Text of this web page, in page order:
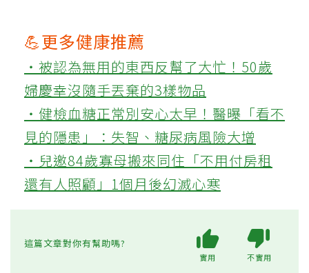
💪更多健康推薦
‧被認為無用的東西反幫了大忙！50歲
婦慶幸沒隨手丟棄的3樣物品
‧健檢血糖正常別安心太早！醫曝「看不
見的隱患」：失智、糖尿病風險大增
‧兒邀84歲寡母搬來同住「不用付房租
還有人照顧」1個月後幻滅心寒
這篇文章對你有幫助嗎?
實用 不實用